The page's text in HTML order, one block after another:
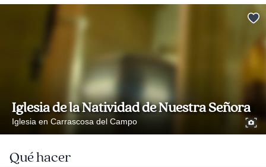
Iglesia de la Natividad de Nuestra Señora
Iglesia en Carrascosa del Campo
Qué hacer